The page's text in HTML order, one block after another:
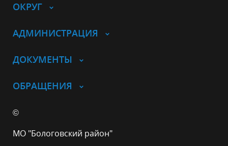
ОКРУГ
АДМИНИСТРАЦИЯ
ДОКУМЕНТЫ
ОБРАЩЕНИЯ
©
МО "Бологовский район"